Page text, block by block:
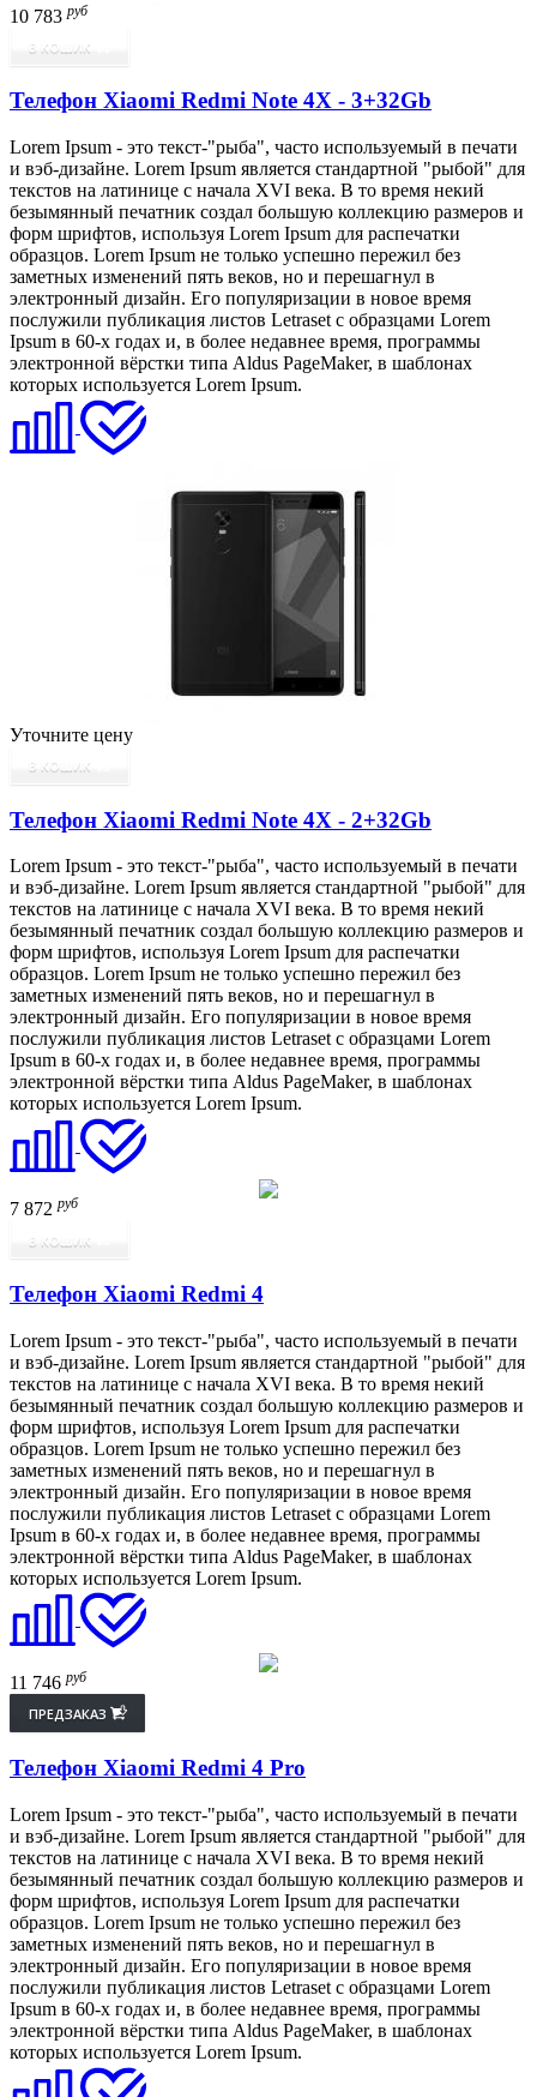
10 783 руб
В КОШИК
Телефон Xiaomi Redmi Note 4X - 3+32Gb
Lorem Ipsum - это текст-"рыба", часто используемый в печати
и вэб-дизайне. Lorem Ipsum является стандартной "рыбой" для
текстов на латинице с начала XVI века. В то время некий
безымянный печатник создал большую коллекцию размеров и
форм шрифтов, используя Lorem Ipsum для распечатки
образцов. Lorem Ipsum не только успешно пережил без
заметных изменений пять веков, но и перешагнул в
электронный дизайн. Его популяризации в новое время
послужили публикация листов Letraset с образцами Lorem
Ipsum в 60-х годах и, в более недавнее время, программы
электронной вёрстки типа Aldus PageMaker, в шаблонах
которых используется Lorem Ipsum.
Уточните цену
В КОШИК
Телефон Xiaomi Redmi Note 4X - 2+32Gb
Lorem Ipsum - это текст-"рыба", часто используемый в печати
и вэб-дизайне. Lorem Ipsum является стандартной "рыбой" для
текстов на латинице с начала XVI века. В то время некий
безымянный печатник создал большую коллекцию размеров и
форм шрифтов, используя Lorem Ipsum для распечатки
образцов. Lorem Ipsum не только успешно пережил без
заметных изменений пять веков, но и перешагнул в
электронный дизайн. Его популяризации в новое время
послужили публикация листов Letraset с образцами Lorem
Ipsum в 60-х годах и, в более недавнее время, программы
электронной вёрстки типа Aldus PageMaker, в шаблонах
которых используется Lorem Ipsum.
7 872 руб
В КОШИК
Телефон Xiaomi Redmi 4
Lorem Ipsum - это текст-"рыба", часто используемый в печати
и вэб-дизайне. Lorem Ipsum является стандартной "рыбой" для
текстов на латинице с начала XVI века. В то время некий
безымянный печатник создал большую коллекцию размеров и
форм шрифтов, используя Lorem Ipsum для распечатки
образцов. Lorem Ipsum не только успешно пережил без
заметных изменений пять веков, но и перешагнул в
электронный дизайн. Его популяризации в новое время
послужили публикация листов Letraset с образцами Lorem
Ipsum в 60-х годах и, в более недавнее время, программы
электронной вёрстки типа Aldus PageMaker, в шаблонах
которых используется Lorem Ipsum.
11 746 руб
ПРЕДЗАКАЗ
Телефон Xiaomi Redmi 4 Pro
Lorem Ipsum - это текст-"рыба", часто используемый в печати
и вэб-дизайне. Lorem Ipsum является стандартной "рыбой" для
текстов на латинице с начала XVI века. В то время некий
безымянный печатник создал большую коллекцию размеров и
форм шрифтов, используя Lorem Ipsum для распечатки
образцов. Lorem Ipsum не только успешно пережил без
заметных изменений пять веков, но и перешагнул в
электронный дизайн. Его популяризации в новое время
послужили публикация листов Letraset с образцами Lorem
Ipsum в 60-х годах и, в более недавнее время, программы
электронной вёрстки типа Aldus PageMaker, в шаблонах
которых используется Lorem Ipsum.